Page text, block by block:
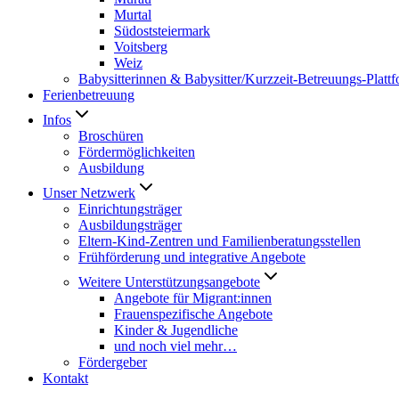
Murtal
Südoststeiermark
Voitsberg
Weiz
Babysitterinnen & Babysitter/Kurzzeit-Betreuungs-
Ferienbetreuung
Infos
Broschüren
Fördermöglichkeiten
Ausbildung
Unser Netzwerk
Einrichtungsträger
Ausbildungsträger
Eltern-Kind-Zentren und Familienberatungsstellen
Frühförderung und integrative Angebote
Weitere Unterstützungsangebote
Angebote für Migrant:innen
Frauenspezifische Angebote
Kinder & Jugendliche
und noch viel mehr…
Fördergeber
Kontakt